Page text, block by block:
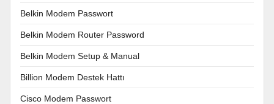
Belkin Modem Passwort
Belkin Modem Router Password
Belkin Modem Setup & Manual
Billion Modem Destek Hattı
Cisco Modem Passwort